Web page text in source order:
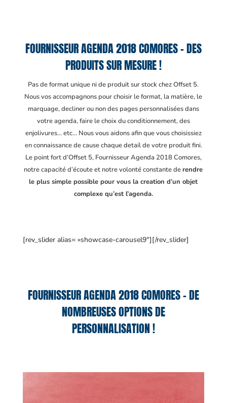
FOURNISSEUR AGENDA 2018 COMORES – DES
PRODUITS SUR MESURE !
Pas de format unique ni de produit sur stock chez Offset 5.
Nous vos accompagnons pour choisir le format, la matière, le
marquage, decliner ou non des pages personnalisées dans
votre agenda, faire le choix du conditionnement, des
enjolivures… etc… Nous vous aidons afin que vous choisissiez
en connaissance de cause chaque detail de votre produit fini.
Le point fort d’Offset 5, Fournisseur Agenda 2018 Comores,
notre capacité d’écoute et notre volonté constante derendre
le plus simple possible pour vous la creation d’un objet
complexe qu’est l’agenda.
[rev_slider alias= »showcase-carousel9″][/rev_slider]
FOURNISSEUR AGENDA 2018 COMORES – DE
NOMBREUSES OPTIONS DE
PERSONNALISATION !